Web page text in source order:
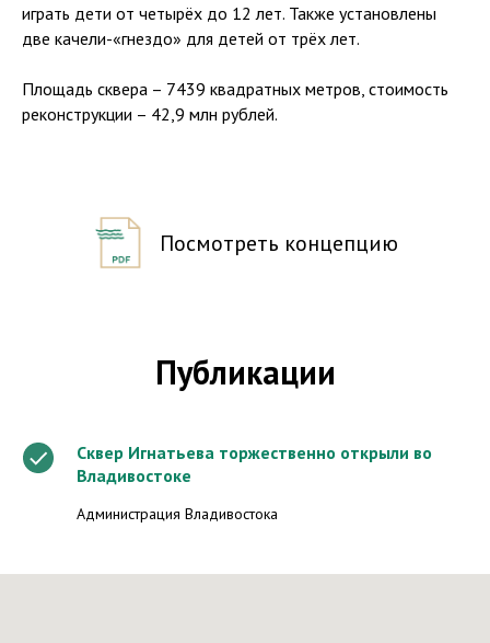
играть дети от четырёх до 12 лет. Также установлены
две качели-«гнездо» для детей от трёх лет.
Площадь сквера – 7439 квадратных метров, стоимость
реконструкции – 42,9 млн рублей.
Посмотреть концепцию
Публикации
Сквер Игнатьева торжественно открыли во
Владивостоке
Администрация Владивостока